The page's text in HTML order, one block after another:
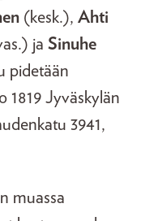
(kesk.), Ahti
ja Sinuhe
pidetään
1819 Jyväskylän
3941,
muassa